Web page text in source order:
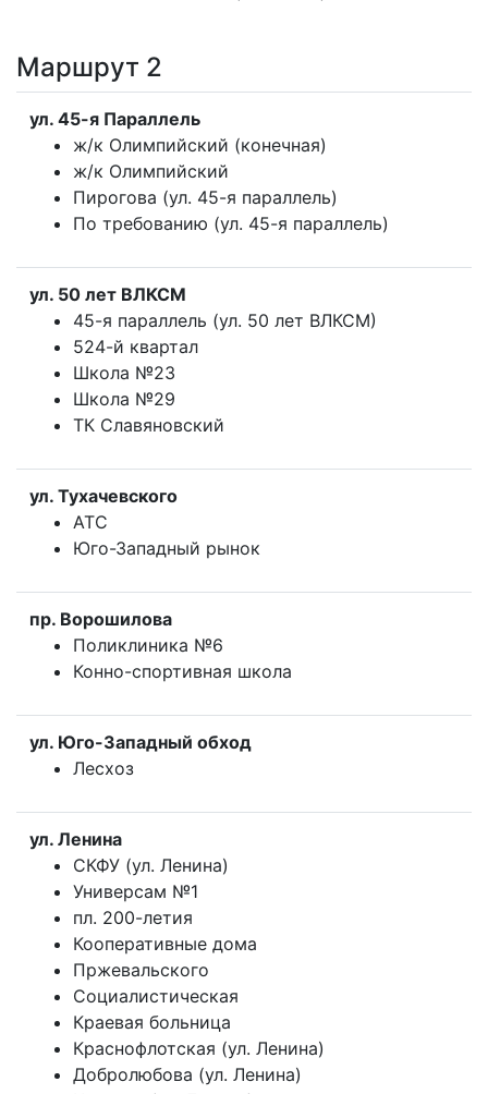
Маршрут 2
ул. 45-я Параллель
ж/к Олимпийский (конечная)
ж/к Олимпийский
Пирогова (ул. 45-я параллель)
По требованию (ул. 45-я параллель)
ул. 50 лет ВЛКСМ
45-я параллель (ул. 50 лет ВЛКСМ)
524-й квартал
Школа №23
Школа №29
ТК Славяновский
ул. Тухачевского
АТС
Юго-Западный рынок
пр. Ворошилова
Поликлиника №6
Конно-спортивная школа
ул. Юго-Западный обход
Лесхоз
ул. Ленина
СКФУ (ул. Ленина)
Универсам №1
пл. 200-летия
Кооперативные дома
Пржевальского
Социалистическая
Краевая больница
Краснофлотская (ул. Ленина)
Добролюбова (ул. Ленина)